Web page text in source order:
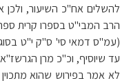
להשלים אח"כ השיעור, ולכן
הרב המבי"ט בספרו קרית
(עמ"ס דמאי סי' ס"ק י"ט
עד שיוסיף, וכ"כ מרן
לא אמר בפירוש שהוא